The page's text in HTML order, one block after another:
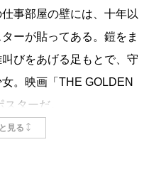
事部屋の壁には、十年以
ーが貼ってある。鎧をま
びをあげる足もとで、守
。映画「THE GOLDEN
ターだ。
『 黄金の羅針盤
見る